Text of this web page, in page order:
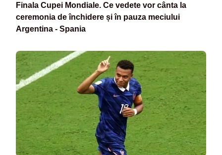
Finala Cupei Mondiale. Ce vedete vor cânta la
ceremonia de închidere și în pauza meciului
Argentina - Spania